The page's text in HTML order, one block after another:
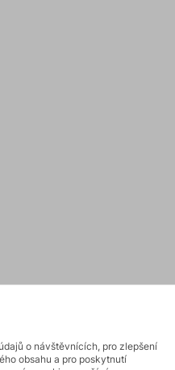
o návštěvnících, pro zlepšení
obsahu a pro poskytnutí